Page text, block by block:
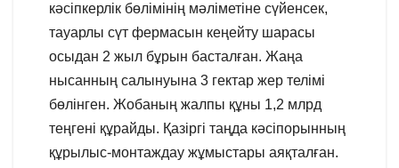
кәсіпкерлік бөлімінің мәліметіне сүйенсек,
тауарлы сүт фермасын кеңейту шарасы
осыдан 2 жыл бұрын басталған. Жаңа
нысанның салынуына 3 гектар жер телімі
бөлінген. Жобаның жалпы құны 1,2 млрд
теңгені құрайды. Қазіргі таңда кәсіпорынның
құрылыс-монтаждау жұмыстары аяқталған.